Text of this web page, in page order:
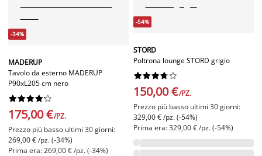
-34%
MADERUP
Tavolo da esterno MADERUP
P90xL205 cm nero






175,00 €/PZ.
Prezzo più basso ultimi 30 giorni:
269,00 € /pz. (-34%)
Prima era: 269,00 € /pz. (-34%)
-54%
STORD
Poltrona lounge STORD grigio






150,00 €/PZ.
Prezzo più basso ultimi 30 giorni:
329,00 € /pz. (-54%)
Prima era: 329,00 € /pz. (-54%)